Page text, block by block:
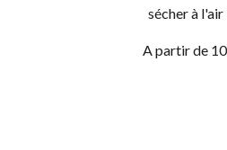
sécher à
A partir de